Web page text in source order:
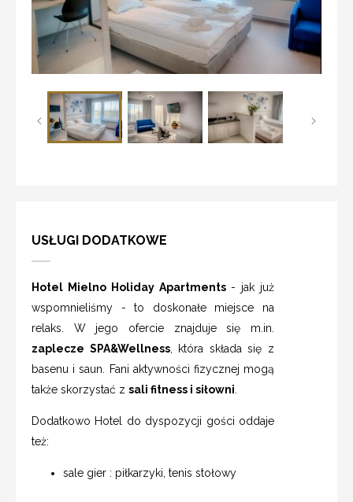
USŁUGI DODATKOWE
Hotel Mielno Holiday Apartments - jak już
wspomnieliśmy - to doskonałe miejsce na
relaks. W jego ofercie znajduje się m.in.
zaplecze SPA&Wellness, która składa się z
basenu i saun. Fani aktywności fizycznej mogą
także skorzystać z sali fitness i siłowni
Dodatkowo Hotel do dyspozycji gości oddaje
też:
sale gier : piłkarzyki, tenis stołowy